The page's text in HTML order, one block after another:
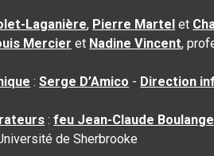
Laganière, Pierre Martel et
Mercier et Nadine Vincent,
:Serge D’Amico - Direction
:feu Jean-Claude
de Sherbrooke